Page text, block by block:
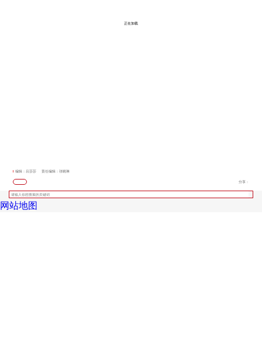
正在加载
编辑：吕莎莎 责任编辑：张晓琳
分享：
网站地图